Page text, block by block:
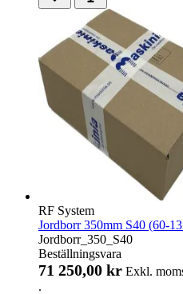
RF System
Jordborr 350mm S40 (60-
Jordborr_350_S40
Beställningsvara
71 250,00 kr Exkl.
.